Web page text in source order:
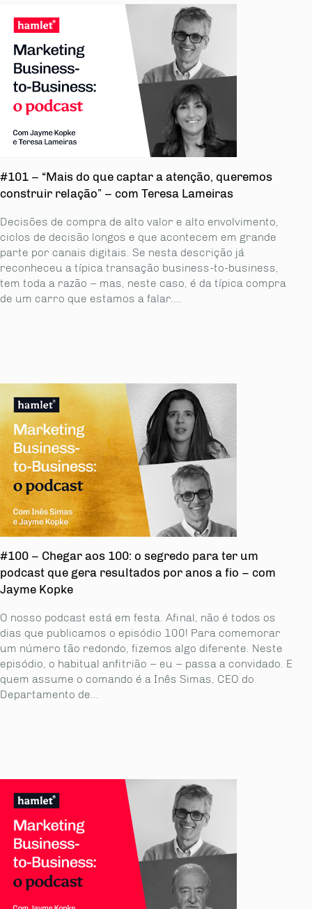
#101 – “Mais do que captar a atenção, queremos
construir relação” – com Teresa Lameiras
Decisões de compra de alto valor e alto envolvimento,
ciclos de decisão longos e que acontecem em grande
parte por canais digitais. Se nesta descrição já
reconheceu a típica transação business-to-business,
tem toda a razão – mas, neste caso, é da típica compra
de um carro que estamos a falar....
#100 – Chegar aos 100: o segredo para ter um
podcast que gera resultados por anos a fio – com
Jayme Kopke
O nosso podcast está em festa. Afinal, não é todos os
dias que publicamos o episódio 100! Para comemorar
um número tão redondo, fizemos algo diferente. Neste
episó­dio, o habitual anfitrião – eu – passa a convidado. E
quem assume o comando é a Inês Simas, CEO do
Departamento de...